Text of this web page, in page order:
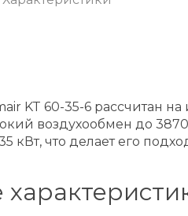
KT 60-35-6 рассчитан
воздухообмен до
кВт, что делает его